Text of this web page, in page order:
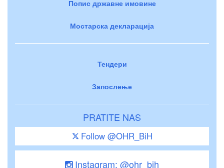
Попис државне имовине
Мостарска декларација
Тендери
Запослење
PRATITE NAS
Follow @OHR_BiH
Instagram: @ohr_bih